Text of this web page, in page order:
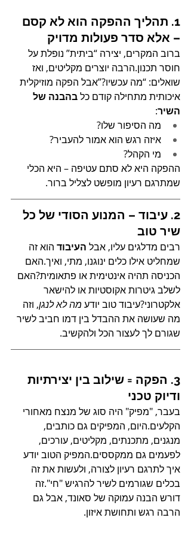
1. תהליך ההפקה הוא לא קסם
– אלא סדר פעולות מדויק
ברוב המקרים, יצירה “ביתית” נופלת על
חוסר תכנון.הרבה יוצרים מקליטים, ואז
שואלים: “מה עכשיו?”אבל הפקה מוזיקלית
איכותית מתחילה קודם כל בהבנה של
השיר:
מה הסיפור שלו?
איזה רגש הוא אמור להעביר?
מי הקהל?
ההפקה היא לא סתם עטיפה – היא הכלי
שמתרגם רעיון מופשט לצליל ברור.
2. עיבוד – המנוע הסודי של כל
שיר טוב
רבים מדלגים עליו, אבל העיבוד הוא זה
שמחליט אילו כלים ינוגנו, מתי, ואיך.האם
הכניסה תהיה אינטימית או פתאומית?האם
לשלב גיטרות אקוסטיות או להישאר
אלקטרוני?עיבוד טוב יודע מה לא לנגן, וזה
מה שעושה את ההבדל בין דמו חביב לשיר
שגורם לך לעצור הכל ולהקשיב.
3. הפקה = שילוב בין יצירתיות
ודיוק טכני
בעבר, "מפיק" היה סוג של מנצח מאחורי
הקלעים.היום, המפיקים גם כותבים,
מנגנים, מתכנתים, מקליטים, עורכים,
לפעמים גם ממקססים.המפיק הטוב יודע
איך לתרגם רעיון לצורה, ולעשות את זה
בכלים שגורמים לשיר להרגיש "חי".זה
דורש הבנה עמוקה של סאונד, אבל גם
הרבה רגש ותחושת איזון.